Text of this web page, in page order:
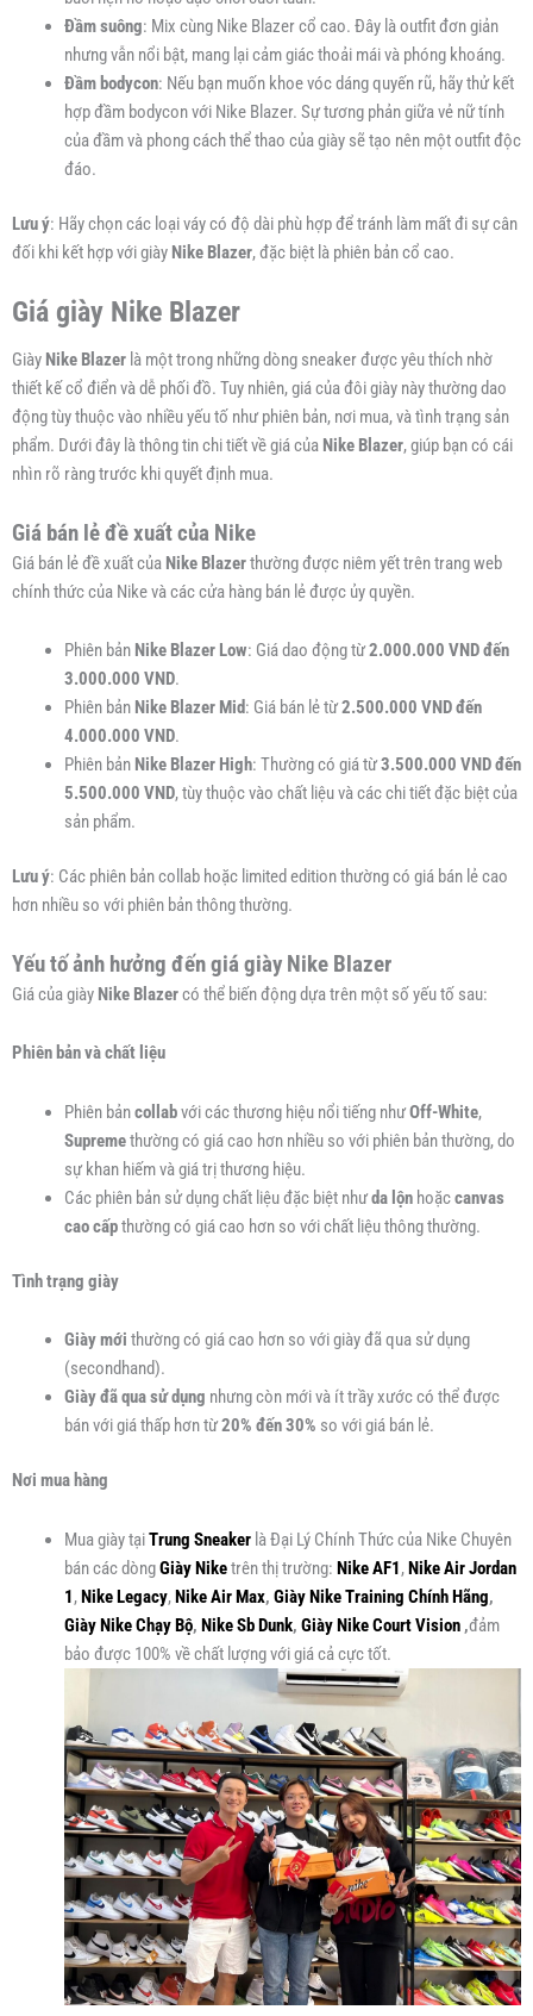
Đầm suông: Mix cùng Nike Blazer cổ cao. Đây là outfit đơn giản
nhưng vẫn nổi bật, mang lại cảm giác thoải mái và phóng khoáng.
Đầm bodycon: Nếu bạn muốn khoe vóc dáng quyến rũ, hãy thử kết
hợp đầm bodycon với Nike Blazer. Sự tương phản giữa vẻ nữ tính
của đầm và phong cách thể thao của giày sẽ tạo nên một outfit độc
đáo.
Lưu ý: Hãy chọn các loại váy có độ dài phù hợp để tránh làm mất đi sự cân
đối khi kết hợp với giày Nike Blazer, đặc biệt là phiên bản cổ cao.
Giá giày Nike Blazer
Giày Nike Blazer là một trong những dòng sneaker được yêu thích nhờ
thiết kế cổ điển và dễ phối đồ. Tuy nhiên, giá của đôi giày này thường dao
động tùy thuộc vào nhiều yếu tố như phiên bản, nơi mua, và tình trạng sản
phẩm. Dưới đây là thông tin chi tiết về giá của Nike Blazer, giúp bạn có cái
nhìn rõ ràng trước khi quyết định mua.
Giá bán lẻ đề xuất của Nike
Giá bán lẻ đề xuất của Nike Blazerthường được niêm yết trên trang web
chính thức của Nike và các cửa hàng bán lẻ được ủy quyền.
Phiên bản Nike Blazer Low: Giá dao động từ2.000.000 VND đến
3.000.000 VND.
Phiên bản Nike Blazer Mid: Giá bán lẻ từ2.500.000 VND đến
4.000.000 VND.
Phiên bản Nike Blazer High: Thường có giá từ3.500.000 VND đến
5.500.000 VND, tùy thuộc vào chất liệu và các chi tiết đặc biệt của
sản phẩm.
Lưu ý: Các phiên bản collab hoặc limited edition thường có giá bán lẻ cao
hơn nhiều so với phiên bản thông thường.
Yếu tố ảnh hưởng đến giá giày Nike Blazer
Giá của giày Nike Blazercó thể biến động dựa trên một số yếu tố sau:
Phiên bản và chất liệu
Phiên bảncollabvới các thương hiệu nổi tiếng nhưOff-White,
Supremethường có giá cao hơn nhiều so với phiên bản thường, do
sự khan hiếm và giá trị thương hiệu.
Các phiên bản sử dụng chất liệu đặc biệt nhưda lộnhoặccanvas
cao cấpthường có giá cao hơn so với chất liệu thông thường.
Tình trạng giày
Giày mới thường có giá cao hơn so với giày đã qua sử dụng
(secondhand).
Giày đã qua sử dụng nhưng còn mới và ít trầy xước có thể được
bán với giá thấp hơn từ20% đến 30% so với giá bán lẻ.
Nơi mua hàng
Mua giày tạiTrung Sneaker là Đại Lý Chính Thức của Nike Chuyên
bán các dòngGiày Niketrên thị trường: Nike AF1,Nike Air Jordan
1,Nike Legacy,Nike Air Max, Giày Nike Training Chính Hãng,
Giày Nike Chạy Bộ, Nike Sb Dunk, Giày Nike Court Vision,đảm
bảo được 100% về chất lượng với giá cả cực tốt.